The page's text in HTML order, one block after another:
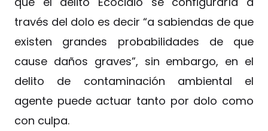
través del dolo es decir “a sabiendas de que
existen grandes probabilidades de que
cause daños graves”, sin embargo, en el
delito de contaminación ambiental el
agente puede actuar tanto por dolo como
con culpa.